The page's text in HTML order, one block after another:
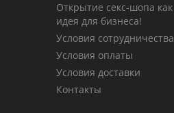
Открытие секс-шопа как
идея для бизнеса!
Условия сотрудничества
Условия оплаты
Условия доставки
Контакты